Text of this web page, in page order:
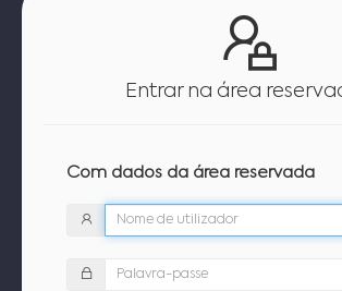
Entrar na área
Com dados da área reservada